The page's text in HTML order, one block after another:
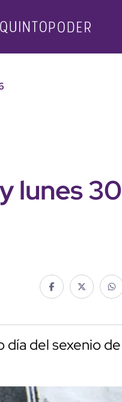
lunes 30
del sexenio de